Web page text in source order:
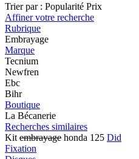
Trier par : Popularité Prix
Affiner votre recherche
Rubrique
Embrayage
Marque
Tecnium
Newfren
Ebc
Bihr
Boutique
La Bécanerie
Recherches similaires
Kit embrayage honda 125 Did
Fixation